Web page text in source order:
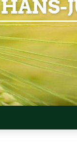
HANS-